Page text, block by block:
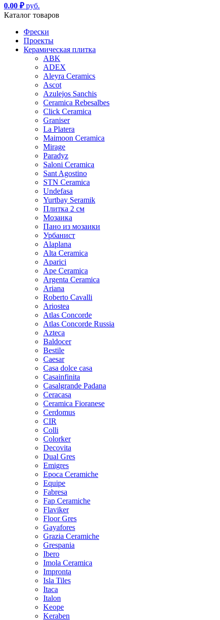
0.00 ₽руб.
Каталог товаров
Фрески
Проекты
Керамическая плитка
ABK
ADEX
Aleyra Ceramics
Ascot
Azulejos Sanchis
Ceramica Rebesalbes
Click Ceramica
Graniser
La Platera
Maimoon Ceramica
Mirage
Paradyz
Saloni Ceramica
Sant Agostino
STN Ceramica
Undefasa
Yurtbay Seramik
Плитка 2 см
Мозаика
Пано из мозаики
Урбанист
Alaplana
Alta Ceramica
Aparici
Ape Ceramica
Argenta Ceramica
Ariana
Roberto Cavalli
Ariostea
Atlas Concorde
Atlas Concorde Russia
Azteca
Baldocer
Bestile
Caesar
Casa dolce casa
Casainfinita
Casalgrande Padana
Ceracasa
Ceramica Fioranese
Cerdomus
CIR
Colli
Colorker
Decovita
Dual Gres
Emigres
Epoca Ceramiche
Equipe
Fabresa
Fap Ceramiche
Flaviker
Floor Gres
Gayafores
Grazia Ceramiche
Grespania
Ibero
Imola Ceramica
Impronta
Isla Tiles
Itaca
Italon
Keope
Keraben